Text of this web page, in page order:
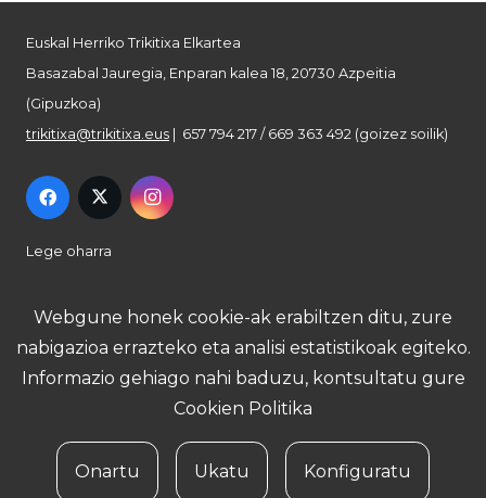
Euskal Herriko Trikitixa Elkartea
Basazabal Jauregia, Enparan kalea 18, 20730 Azpeitia
(Gipuzkoa)
trikitixa@trikitixa.eus | 657 794 217 / 669 363 492 (goizez soilik)
Lege oharra
Pribatutasun politika
Webgune honek cookie-ak erabiltzen ditu, zure
nabigazioa errazteko eta analisi estatistikoak egiteko.
Informazio gehiago nahi baduzu, kontsultatu gure
Cookien Politika
Onartu Ukatu Konfiguratu